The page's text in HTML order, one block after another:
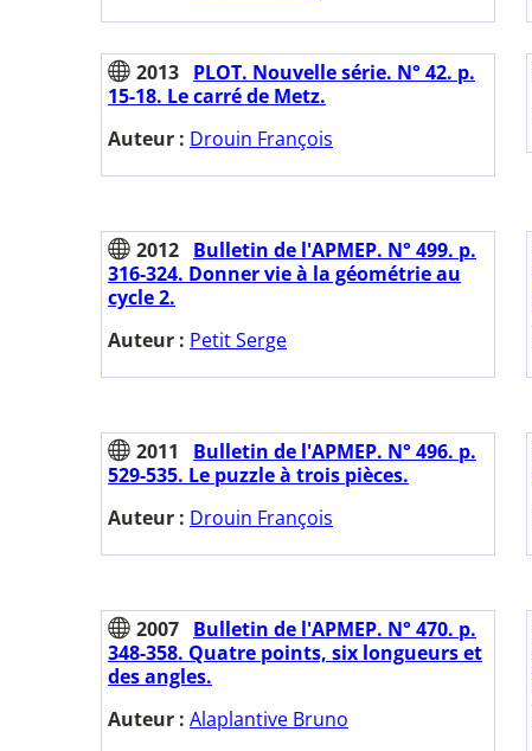
2013 PLOT. Nouvelle série. N° 42. p.
15-18. Le carré de Metz.
Auteur : Drouin François
2012 Bulletin de l'APMEP. N° 499. p.
316-324. Donner vie à la géométrie au
cycle 2.
Auteur : Petit Serge
2011
Bulletin de l'APMEP. N° 496. p.
529-535. Le puzzle à trois pièces.
Auteur : Drouin François
2007 Bulletin de l'APMEP. N° 470. p.
348-358. Quatre points, six longueurs et
des angles.
Auteur : Alaplantive Bruno